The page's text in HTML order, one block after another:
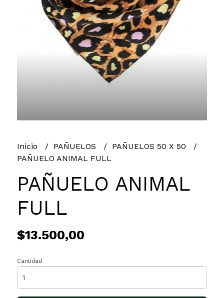
Inicio PAÑUELOS
PAÑUELOS 50 X 50
PAÑUELO ANIMAL FULL
PAÑUELO ANIMAL
FULL
$13.500,00
Cantidad